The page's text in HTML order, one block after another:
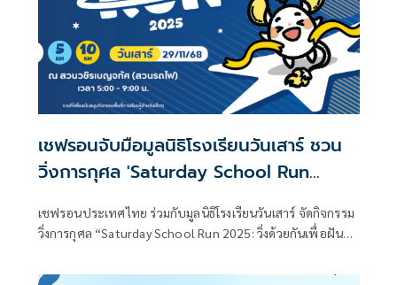
เชฟรอนจับมือมูลนิธิโรงเรียนวันเสาร์ ชวน
วิ่งการกุศล 'Saturday School Run
เชฟรอนประเทศไทย ร่วมกับมูลนิธิโรงเรียนวันเสาร์ จัดกิจกรรม
วิ่งการกุศล “Saturday School Run 2025: วิ่งด้วยกันเพื่อฝัน
วชิรเบญจทัศ (สวนรถไฟ) เพื่อนำรายได้ทั้งหมดโดยไม่หักค่าใช้